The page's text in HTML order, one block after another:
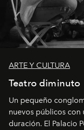
ARTE Y CULTURA
Teatro diminuto
Un pequeño
nuevos públicos
duración. El Palacio